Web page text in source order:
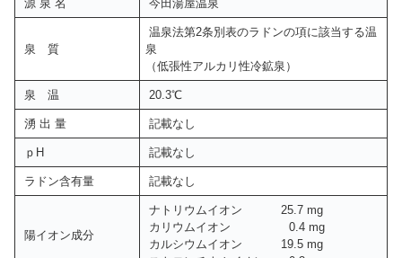
源 泉 名 今田湯屋温泉
泉 質
温泉法第2条別表のラドンの項に該当する温
泉
（低張性アルカリ性冷鉱泉）
泉 温 20.3℃
湧 出 量 記載なし
ｐH 記載なし
ラドン含有量 記載なし
陽イオン成分
ナトリウムイオン 25.7 mg
カリウムイオン 0.4 mg
カルシウムイオン 19.5 mg